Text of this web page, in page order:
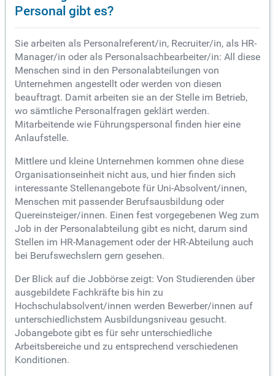
Personal gibt es?
Sie arbeiten als Personalreferent/in, Recruiter/in, als HR-
Manager/in oder als Personalsachbearbeiter/in: All diese
Menschen sind in den Personalabteilungen von
Unternehmen angestellt oder werden von diesen
beauftragt. Damit arbeiten sie an der Stelle im Betrieb,
wo sämtliche Personalfragen geklärt werden.
Mitarbeitende wie Führungspersonal finden hier eine
Anlaufstelle.
Mittlere und kleine Unternehmen kommen ohne diese
Organisationseinheit nicht aus, und hier finden sich
interessante Stellenangebote für Uni-Absolvent/innen,
Menschen mit passender Berufsausbildung oder
Quereinsteiger/innen. Einen fest vorgegebenen Weg zum
Job in der Personalabteilung gibt es nicht, darum sind
Stellen im HR-Management oder der HR-Abteilung auch
bei Berufswechslern gern gesehen.
Der Blick auf die Jobbörse zeigt: Von Studierenden über
ausgebildete Fachkräfte bis hin zu
Hochschulabsolvent/innen werden Bewerber/innen auf
unterschiedlichstem Ausbildungsniveau gesucht.
Jobangebote gibt es für sehr unterschiedliche
Arbeitsbereiche und zu entsprechend verschiedenen
Konditionen.